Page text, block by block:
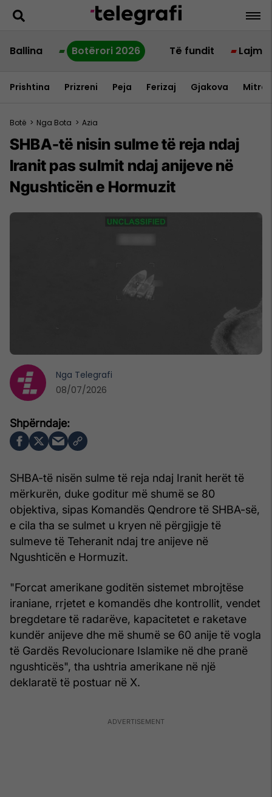
Ballina Botërori 2026 Të fundit Lajme
Prishtina Prizreni Peja Ferizaj Gjakova
Botë > Nga Bota > Azia
SHBA-të nisin sulme të reja ndaj
Iranit pas sulmit ndaj anijeve në
Ngushticën e Hormuzit
SHBA-të nisën sulme të reja ndaj Iranit herët të
mërkurën, duke goditur më shumë se 80
objektiva, sipas Komandës Qendrore të SHBA-së,
e cila tha se sulmet u kryen në përgjigje të
sulmeve të Teheranit ndaj tre anijeve në
Ngushticën e Hormuzit.
"Forcat amerikane goditën sistemet mbrojtëse
iraniane, rrjetet e komandës dhe kontrollit, vendet
bregdetare të radarëve, kapacitetet e raketave
kundër anijeve dhe më shumë se 60 anije të vogla
të Gardës Revolucionare Islamike në dhe pranë
ngushticës", tha ushtria amerikane në një
deklaratë të postuar në X.
Nga Telegrafi
08/07/2026